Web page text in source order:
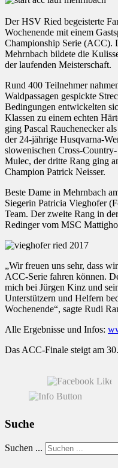
Der HSV Ried begeisterte
Wochenende mit einem
Championship Serie (ACC).
Mehrnbach bildete die
der laufenden Meisterschaft.
Rund 400 Teilnehmer
Waldpassagen gespickte
Bedingungen entwickelten
Klassen zu einem echten
ging Pascal Rauchenecker
der 24-jährige Husqvarna-
slowenischen Cross-
Mulec, der dritte Rang ging
Champion Patrick Neisser.
Beste Dame in Mehrnbach
Siegerin Patricia Vieghofer
Team. Der zweite Rang in
Redinger vom MSC
„Wir freuen uns sehr, dass
ACC-Serie fahren können.
mich bei Jürgen Kinz und
Unterstützern und Helfern
Wochenende“, sagte Rudi
Alle Ergebnisse und Infos:
Das ACC-Finale steigt am
Suche
Suchen ...